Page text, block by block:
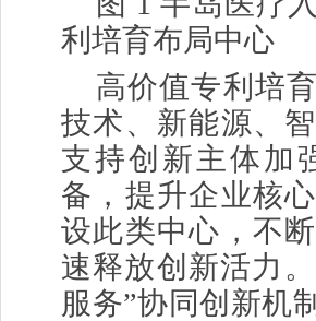
利培育布局中心
高价值专利培
技术、新能源、
支持创新主体加
备，提升企业核
设此类中心，不
速释放创新活力
服务”协同创新机